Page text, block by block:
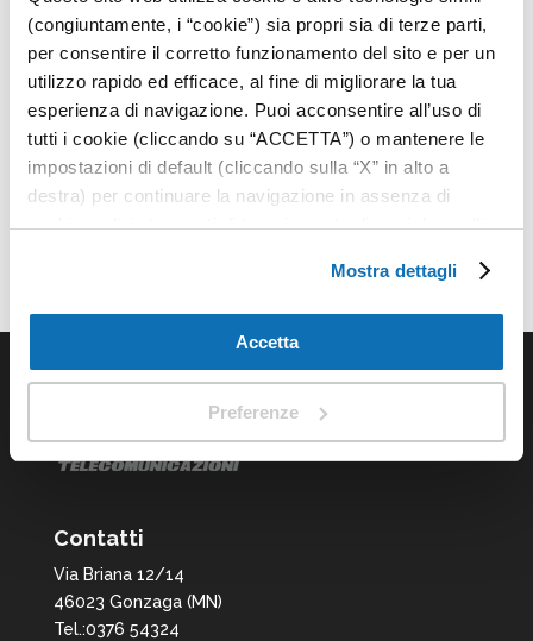
(congiuntamente, i “cookie”) sia propri sia di terze parti,
per consentire il corretto funzionamento del sito e per un
utilizzo rapido ed efficace, al fine di migliorare la tua
esperienza di navigazione. Puoi acconsentire all’uso di
tutti i cookie (cliccando su “ACCETTA”) o mantenere le
impostazioni di default (cliccando sulla “X” in alto a
destra) per continuare la navigazione in assenza di
cookie o altri strumenti di tracciamento diversi da quelli
impostare e gestire le tue scelte per ogni categoria di
cookie. Per maggiori informazioni consulta la nostra
Mostra dettagli
Accetta
Preferenze
Catturare l’attenzione dei tuoi clienti, pubblicizzare
in modo ecace prodotti e promozioni, aumentare
le vendite in negozio.
Attached Files
Contatti
Via Briana 12/14
46023 Gonzaga (MN)
Tel.:0376 54324